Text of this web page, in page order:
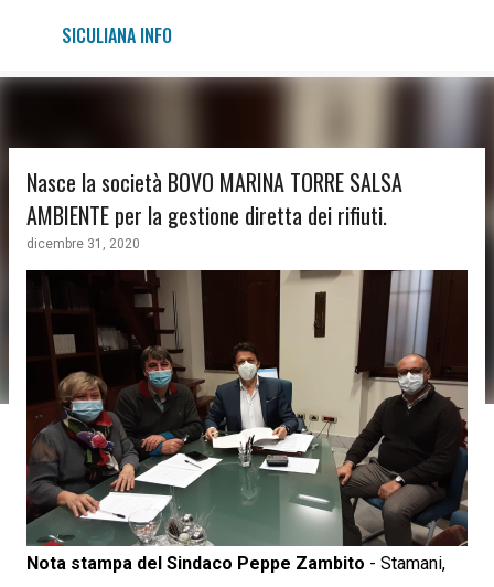
Passa ai contenuti principali
SICULIANA INFO
Nasce la società BOVO MARINA TORRE SALSA
AMBIENTE per la gestione diretta dei rifiuti.
dicembre 31, 2020
Nota stampa del Sindaco Peppe Zambito - Stamani,